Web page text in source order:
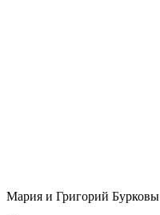
Мария и Григорий Бурковы